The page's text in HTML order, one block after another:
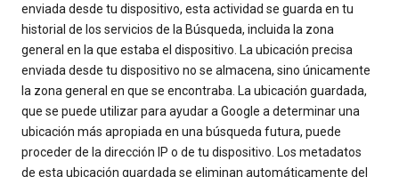
enviada desde tu dispositivo, esta actividad se guarda en tu
historial de los servicios de la Búsqueda, incluida la zona
general en la que estaba el dispositivo. La ubicación precisa
enviada desde tu dispositivo no se almacena, sino únicamente
la zona general en que se encontraba. La ubicación guardada,
que se puede utilizar para ayudar a Google a determinar una
ubicación más apropiada en una búsqueda futura, puede
proceder de la dirección IP o de tu dispositivo. Los metadatos
de esta ubicación guardada se eliminan automáticamente del